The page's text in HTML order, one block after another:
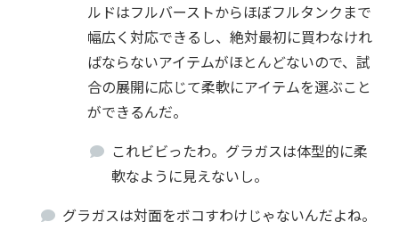
ルドはフルバーストからほぼフルタンクまで
幅広く対応できるし、絶対最初に買わなけれ
ばならないアイテムがほとんどないので、試
合の展開に応じて柔軟にアイテムを選ぶこと
ができるんだ。
これビビったわ。グラガスは体型的に柔
軟なように見えないし。
グラガスは対面をボコすわけじゃないんだよね。